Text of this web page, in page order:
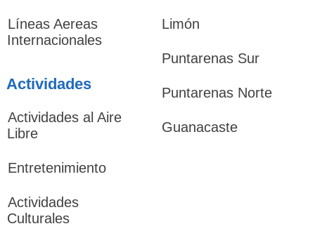
Líneas Aereas
Internacionales
Actividades
Actividades al Aire
Libre
Entretenimiento
Actividades
Culturales
Limón
Puntarenas Sur
Puntarenas Norte
Guanacaste